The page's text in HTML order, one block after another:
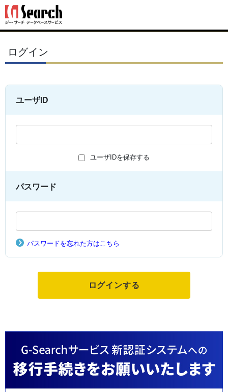
ログイン
ユーザID
ユーザIDを保存する
パスワード
パスワードを忘れた方はこちら